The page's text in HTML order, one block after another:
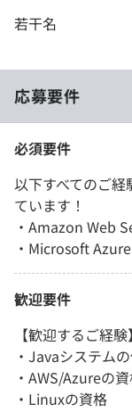
若干名
応募要件
必須要件
以下すべてのご
ています！
・Amazon Web
・Microsoft
歓迎要件
【歓迎するご経験】
・Javaシステム
・AWS/Azureの
・Linuxの資格